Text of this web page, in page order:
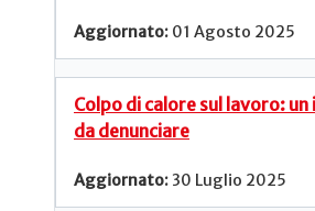
01 Agosto 2025
Colpo di calore sul lavoro:
da denunciare
30 Luglio 2025